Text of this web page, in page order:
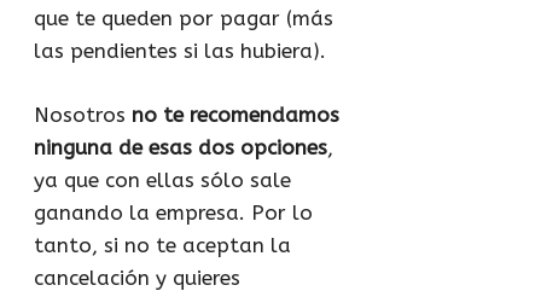
que te queden por pagar (más
las pendientes si las hubiera).
Nosotros no te recomendamos
ninguna de esas dos opciones,
ya que con ellas sólo sale
ganando la empresa. Por lo
tanto, si no te aceptan la
cancelación y quieres